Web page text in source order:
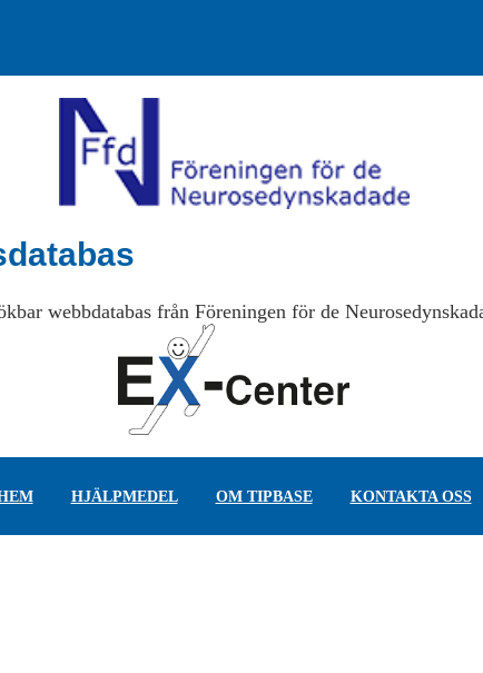
webbdatabas från Föreningen för de
HJÄLPMEDEL OM TIPBASE KONTAKTA OSS